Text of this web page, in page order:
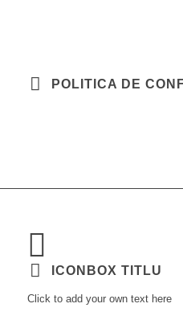
POLITICA DE
ICONBOX TITLU
Click to add your own text here